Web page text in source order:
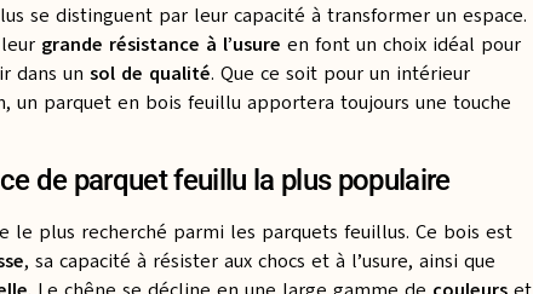
se distinguent par leur capacité à transformer un espace.
grande résistance à l’usure en font un choix idéal pour
dans un sol de qualité. Que ce soit pour un intérieur
un parquet en bois feuillu apportera toujours une touche
de parquet feuillu la plus populaire
le plus recherché parmi les parquets feuillus. Ce bois est
, sa capacité à résister aux chocs et à l’usure, ainsi que